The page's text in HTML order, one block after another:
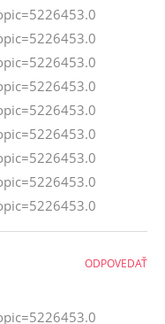
ODPOVEDAŤ